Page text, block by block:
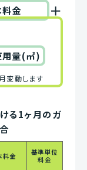
金 ＋
用量(㎥)
変動します
る1ヶ月のガ
料金
基準単位
料金